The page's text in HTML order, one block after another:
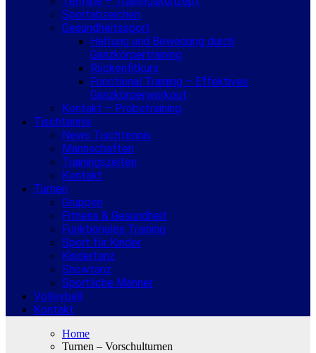
Sportabzeichen
Gesundheitssport
Haltung und Bewegung durch
Ganzkörpertraining
Rückenfitkurs
Functional Training – Effektives
Ganzkörperworkout
Kontakt – Probetraining
Tischtennis
News Tischtennis
Mannschaften
Trainingszeiten
Kontakt
Turnen
Gruppen
Fitness & Gesundheit
Funktionales Training
Sport für Kinder
Kindertanz
Showtanz
Sportliche Männer
Volleyball
Kontakt
Home
Turnen – Vorschulturnen